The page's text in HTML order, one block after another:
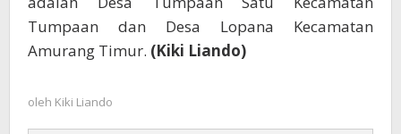
Tumpaan dan Desa Lopana Kecamatan
Amurang Timur. (Kiki Liando)
oleh Kiki Liando